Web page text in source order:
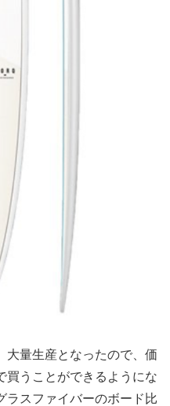
大量生産となったので、価
買うことができるようにな
ラスファイバーのボード比